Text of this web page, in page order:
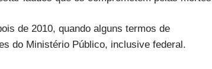
de 2010, quando alguns termos de
do Ministério Público, inclusive federal.